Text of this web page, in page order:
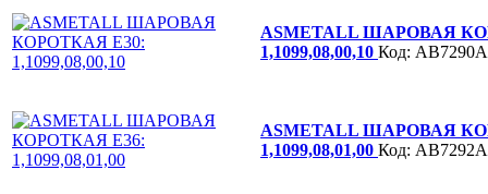
ASMETALL ШАРОВАЯ
1,1099,08,00,10 Код:
ASMETALL ШАРОВАЯ
1,1099,08,01,00 Код: